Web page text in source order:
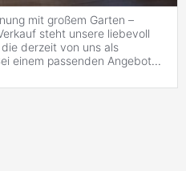
mit großem Garten –
steht unsere liebevoll
derzeit von uns als
einem passenden Angebot...